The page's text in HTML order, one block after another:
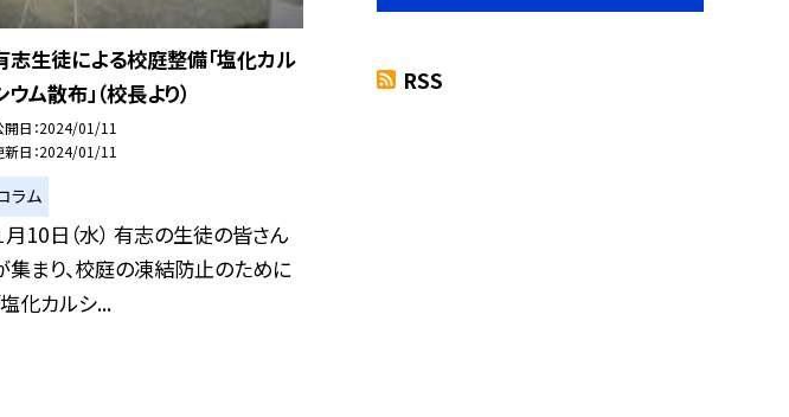
志生徒による校庭整備「塩化カル
ウム散布」（校長より）
開日 2024/01/11
新日 2024/01/11
ラム
月10日（水） 有志の生徒の皆さん
集まり、校庭の凍結防止のために
塩化カルシ...
RSS